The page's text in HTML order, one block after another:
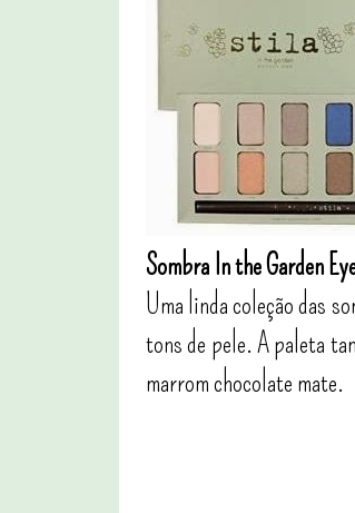
Sombra In the Garden
Uma linda coleção das
tons de pele. A paleta
marrom chocolate mate.